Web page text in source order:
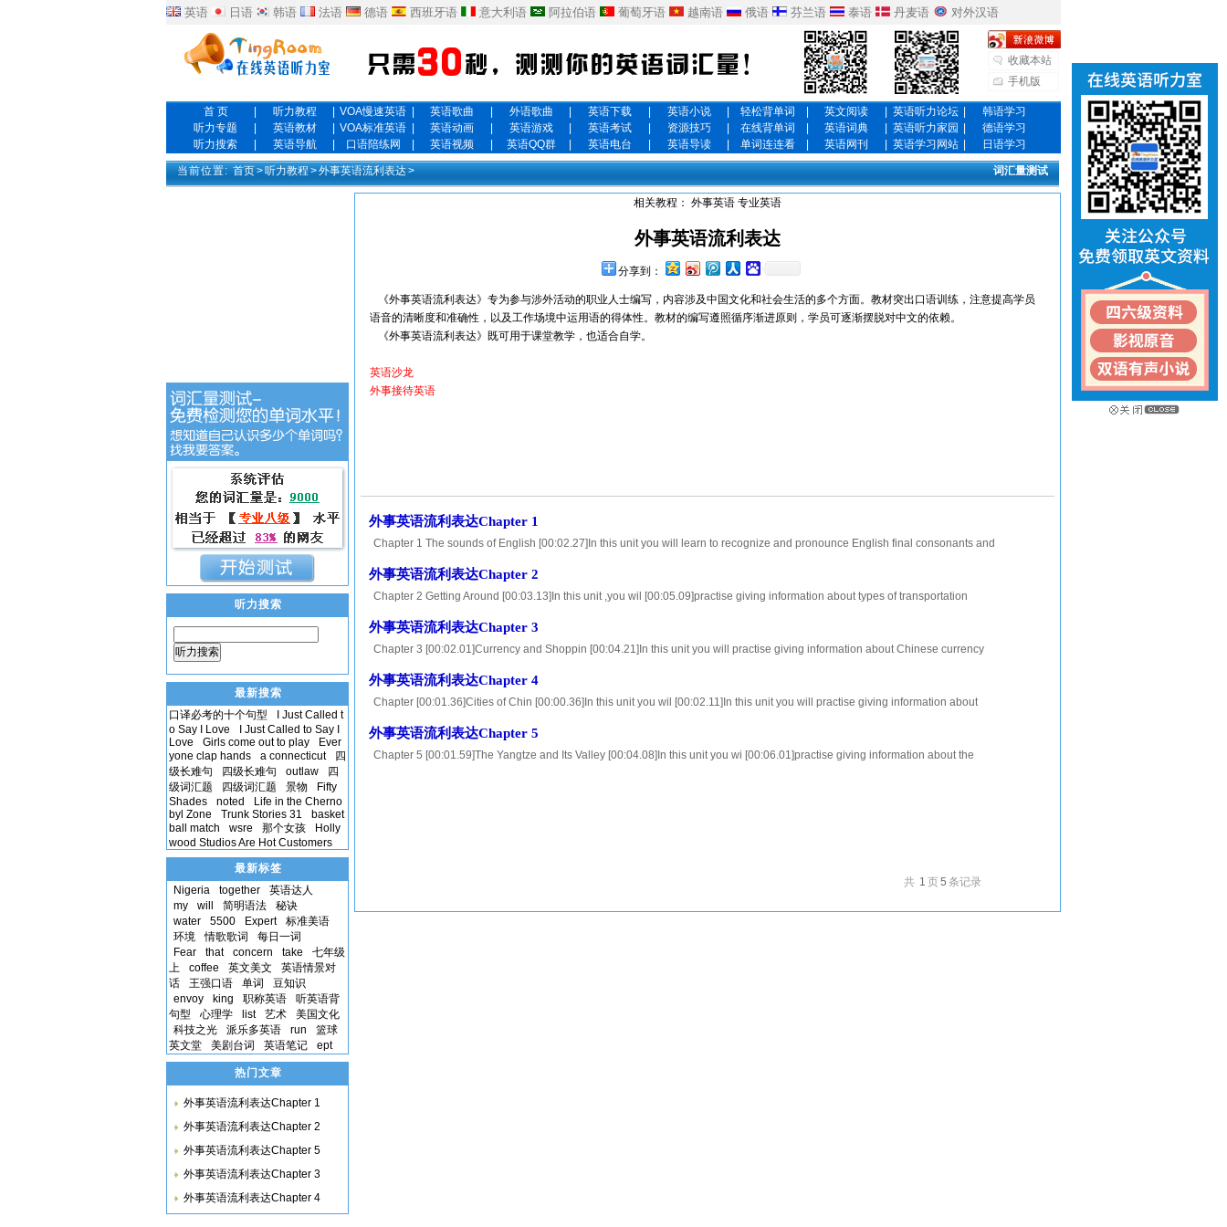
英语 日语 韩语 法语 德语 西班牙语 意大利语 阿拉伯语 葡萄牙语 越南语 俄语 芬兰语 泰语 丹麦语 对外汉语
收藏本站
手机版
首 页 听力教程 VOA慢速英语 英语歌曲 外语歌曲 英语下载 英语小说 轻松背单词 英文阅读 英语听力论坛
韩语学习
听力专题
英语教材 VOA标准英语 英语动画 英语游戏 英语考试 资源技巧 在线背单词 英语词典 英语听力家园
德语学习
听力搜索
英语导航 口语陪练网 英语视频 英语QQ群 英语电台 英语导读 单词连连看 英语网刊 英语学习网站 日语学习
词汇量测试
当前位置: 首页>听力教程 >外事英语流利表达>
相关教程： 外事英语 专业英语
外事英语流利表达
分享到：
《外事英语流利表达》专为参与涉外活动的职业人士编写，内容涉及中国文化和社会生活的多个方面。教材突出口语训练，注意提高学员
语音的清晰度和准确性，以及工作场境中运用语的得体性。教材的编写遵照循序渐进原则，学员可逐渐摆脱对中文的依赖。
《外事英语流利表达》既可用于课堂教学，也适合自学。
英语沙龙
外事接待英语
外事英语流利表达Chapter 1
Chapter 1 The sounds of English [00:02.27]In this unit you will learn to recognize and pronounce English final consonants and
外事英语流利表达Chapter 2
Chapter 2 Getting Around [00:03.13]In this unit ,you wil [00:05.09]practise giving information about types of transportation
外事英语流利表达Chapter 3
Chapter 3 [00:02.01]Currency and Shoppin [00:04.21]In this unit you will practise giving information about Chinese currency
外事英语流利表达Chapter 4
Chapter [00:01.36]Cities of Chin [00:00.36]In this unit you wil [00:02.11]In this unit you will practise giving information about
外事英语流利表达Chapter 5
Chapter 5 [00:01.59]The Yangtze and Its Valley [00:04.08]In this unit you wi [00:06.01]practise giving information about the
共 1 页5 条记录
听力搜索
听力搜索
最新搜索
口译必考的十个句型
I Just Called t
o Say I Love
I Just Called to Say I
Love
Girls come out to play
Ever
yone clap hands
a connecticut
四
级长难句
四级长难句 outlaw
四
级词汇题
四级词汇题 景物
Fifty
Shades
noted
Life in the Cherno
byl Zone
Trunk Stories 31
basket
ball match
wsre 那个女孩
Holly
wood Studios Are Hot Customers
最新标签
Nigeria
together
英语达人
my
will 简明语法
秘诀
water
5500 Expert
标准美语
环境
情歌歌词
每日一词
Fear
that concern take
七年级
上
coffee 英文美文
英语情景对
话
王强口语 单词
豆知识
envoy
king 职称英语
听英语背
句型
心理学 list 艺术
美国文化
科技之光
派乐多英语 run
篮球
英文堂
美剧台词 英语笔记 ept
热门文章
外事英语流利表达Chapter 1
外事英语流利表达Chapter 2
外事英语流利表达Chapter 5
外事英语流利表达Chapter 3
外事英语流利表达Chapter 4